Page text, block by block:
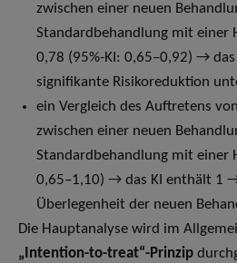
zwischen einer neuen
Standardbehandlung mit einer
0,78 (95%-KI: 0,65–0,92) →
signifikante Risikoreduktion
ein Vergleich des Auftretens
zwischen einer neuen
Standardbehandlung mit einer
0,65–1,10) → das KI enthält 1
Überlegenheit der neuen
Die Hauptanalyse wird im
„Intention-to-treat“-Prinzip